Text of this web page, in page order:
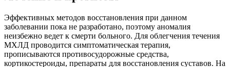
Эффективных методов восстановления при данном
заболевании пока не разработано, поэтому аномалия
неизбежно ведет к смерти больного. Для облегчения течения
МХЛД проводится симптоматическая терапия,
прописываются противосудорожные средства,
кортикостероиды, препараты для восстановления суставов. На